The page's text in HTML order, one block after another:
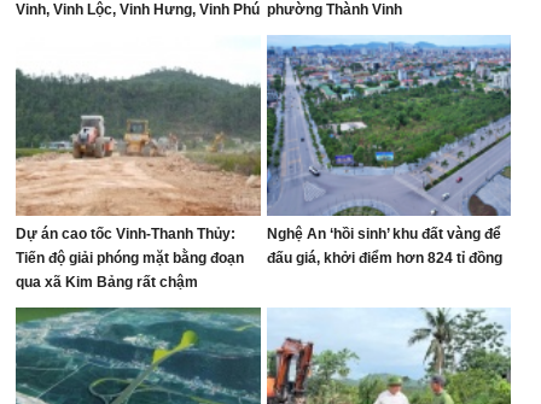
Vinh, Vinh Lộc, Vinh Hưng, Vinh Phú phường Thành Vinh
Dự án cao tốc Vinh-Thanh Thủy:
Tiến độ giải phóng mặt bằng đoạn
qua xã Kim Bảng rất chậm
Nghệ An ‘hồi sinh’ khu đất vàng để
đấu giá, khởi điểm hơn 824 tỉ đồng